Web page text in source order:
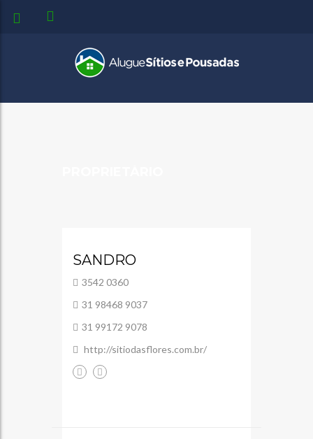
SANDRO
3542 0360
31 98468 9037
31 99172 9078
http://sitiodasflores.com.br/